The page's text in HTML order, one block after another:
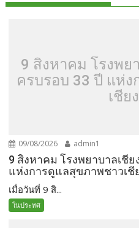
9 สิงหาคม โรงพย
ครบรอบ 33 ปี แห่
เชีย
09/08/2026 admin1
9 สิงหาคม โรงพยาบาลเชี
แห่งการดูแลสุขภาพชาวเชี
เมื่อวันที่ 9 สิ...
ในประทศ